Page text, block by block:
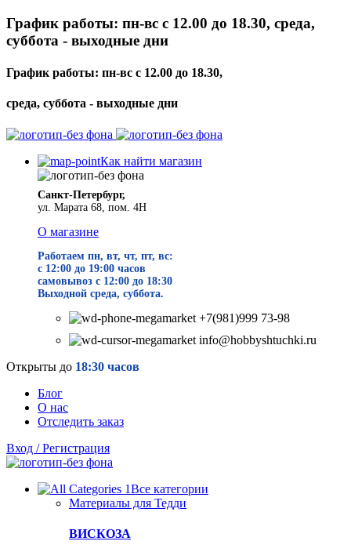
График работы: пн-вс с 12.00 до 18.30, среда,
суббота - выходные дни
График работы: пн-вс с 12.00 до 18.30,
среда, суббота - выходные дни
Как найти магазин
Санкт-Петербург,
ул. Марата 68, пом. 4Н
О магазине
Работаем пн, вт, чт, пт, вс:
с 12:00 до 19:00 часов
самовывоз с 12:00 до 18:30
Выходной среда, суббота.
+7(981)999 73-98
info@hobbyshtuchki.ru
Открыты до 18:30 часов
Блог
О нас
Отследить заказ
Вход / Регистрация
Все категории
Материалы для Тедди
ВИСКОЗА